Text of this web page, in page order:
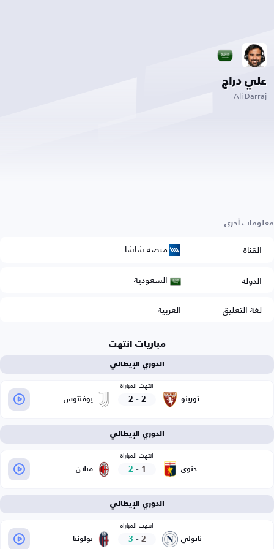
علي دراج
Ali Darraj
معلومات أخرى
القناة
منصة شاشا
الدولة
السعودية
لغة التعليق
العربية
مباريات انتهت
الدوري الإيطالي
تورينو
انتهت المباراة
2
-
2 يوفنتوس
الدوري الإيطالي
جنوى
انتهت المباراة
1
-
2 ميلان
الدوري الإيطالي
نابولي
انتهت المباراة
2
-
3 بولونيا